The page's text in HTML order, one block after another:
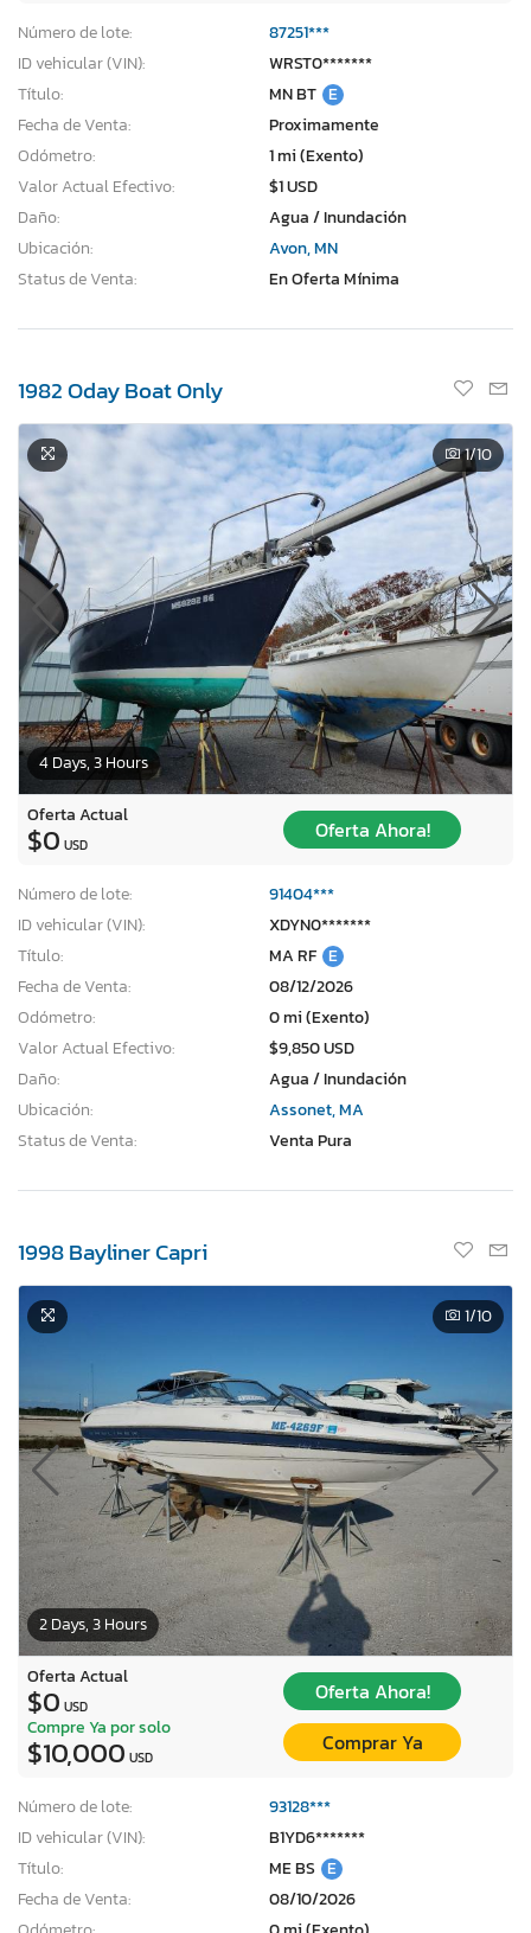
Número de lote:
87251***
ID vehicular (VIN):
WRST0*******
Título:
MN BT E
Fecha de Venta:
Proximamente
Odómetro:
1 mi (Exento)
Valor Actual Efectivo:
$1 USD
Daño:
Agua / Inundación
Ubicación:
Avon, MN
Status de Venta:
En Oferta Mínima
1982 Oday Boat Only
4 Days, 3 Hours
1/10
Oferta Actual
$0 USD
Oferta Ahora!
Número de lote:
91404***
ID vehicular (VIN):
XDYN0*******
Título:
MA RF E
Fecha de Venta:
08/12/2026
Odómetro:
0 mi (Exento)
Valor Actual Efectivo:
$9,850 USD
Daño:
Agua / Inundación
Ubicación:
Assonet, MA
Status de Venta:
Venta Pura
1998 Bayliner Capri
2 Days, 3 Hours
1/10
Oferta Actual
$0 USD
Oferta Ahora!
Compre Ya por solo
$10,000 USD
Comprar Ya
Número de lote:
93128***
ID vehicular (VIN):
B1YD6*******
Título:
ME BS E
Fecha de Venta:
08/10/2026